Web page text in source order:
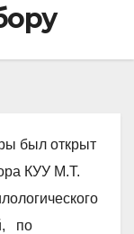
был открыт
КУУ М.Т.
по